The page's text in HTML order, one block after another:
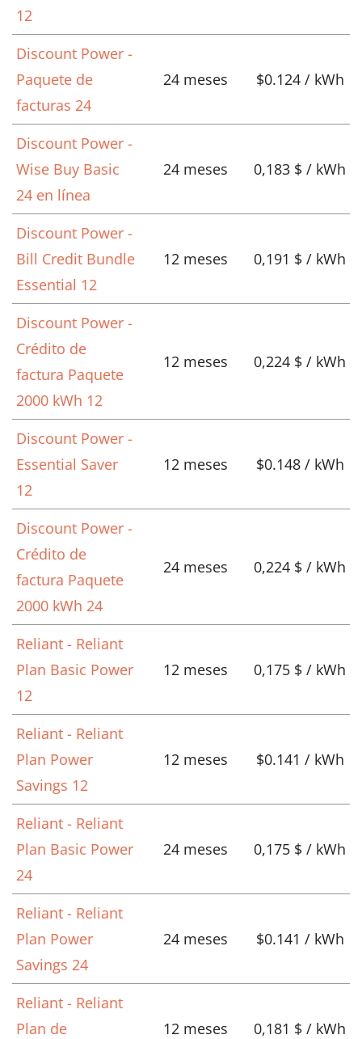
12
Discount Power -
Paquete de
facturas 24
24 meses $0.124 / kWh
Discount Power -
Wise Buy Basic
24 en línea
24 meses 0,183 $ / kWh
Discount Power -
Bill Credit Bundle
Essential 12
12 meses 0,191 $ / kWh
Discount Power -
Crédito de
factura Paquete
2000 kWh 12
12 meses 0,224 $ / kWh
Discount Power -
Essential Saver
12
12 meses $0.148 / kWh
Discount Power -
Crédito de
factura Paquete
2000 kWh 24
24 meses 0,224 $ / kWh
Reliant - Reliant
Plan Basic Power
12
12 meses 0,175 $ / kWh
Reliant - Reliant
Plan Power
Savings 12
12 meses $0.141 / kWh
Reliant - Reliant
Plan Basic Power
24
24 meses 0,175 $ / kWh
Reliant - Reliant
Plan Power
Savings 24
24 meses $0.141 / kWh
Reliant - Reliant
Plan de
12 meses 0,181 $ / kWh